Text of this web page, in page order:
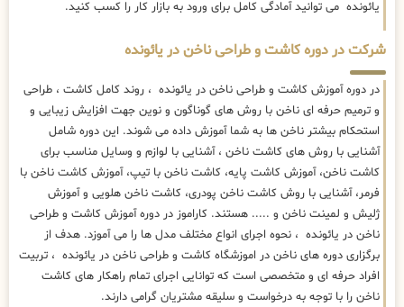
یائونده می توانید آمادگی کامل برای ورود به بازار کار را کسب کنید.
شرکت در دوره کاشت و طراحی ناخن در یائونده
در دوره آموزش کاشت و طراحی ناخن در یائونده ، روند کامل کاشت ، طراحی
و ترمیم حرفه ای ناخن با روش های گوناگون و نوین جهت افزایش زیبایی و
استحکام بیشتر ناخن ها به شما آموزش داده می شوند. این دوره شامل
آشنایی با روش های کاشت ناخن ، آشنایی با لوازم و وسایل مناسب برای
کاشت ناخن، آموزش کاشت پایه، کاشت ناخن با تیپ، آموزش کاشت ناخن با
فرمر، آشنایی با روش کاشت ناخن پودری، کاشت ناخن هلویی و آموزش
ژلیش و لمینت ناخن و ..... هستند. کاراموز در دوره آموزش کاشت و طراحی
ناخن در یائونده ، نحوه اجرای انواع مختلف مدل ها را می آموزد. هدف از
برگزاری دوره های ناخن در اموزشگاه کاشت و طراحی ناخن در یائونده ، تربیت
افراد حرفه ای و متخصصی است که توانایی اجرای تمام راهکار های کاشت
ناخن را با توجه به درخواست و سلیقه مشتریان گرامی دارند.